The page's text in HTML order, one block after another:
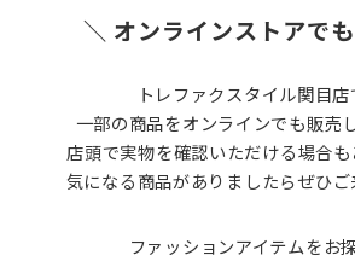
＼ オンラインストアで
トレファクスタイル関目店
一部の商品をオンラインでも販売
店頭で実物を確認いただける場合も
気になる商品がありましたらぜひご
ファッションアイテムをお